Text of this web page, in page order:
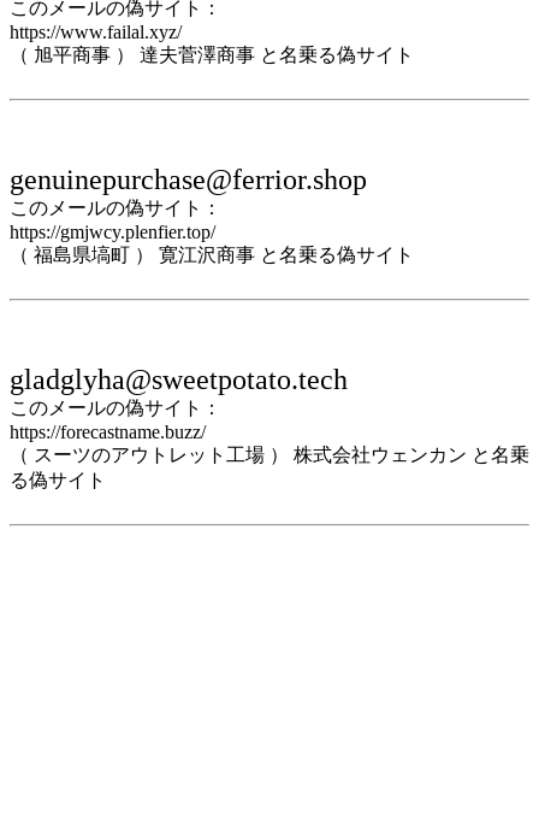
このメールの偽サイト：
https://www.failal.xyz/
（ 旭平商事 ） 達夫菅澤商事 と名乗る偽サイト
genuinepurchase@ferrior.shop
このメールの偽サイト：
https://gmjwcy.plenfier.top/
（ 福島県塙町 ） 寛江沢商事 と名乗る偽サイト
gladglyha@sweetpotato.tech
このメールの偽サイト：
https://forecastname.buzz/
（ スーツのアウトレット工場 ） 株式会社ウェンカン と名乗
る偽サイト